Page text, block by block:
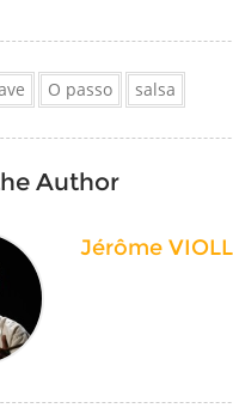
O passo salsa
Author
Jérôme